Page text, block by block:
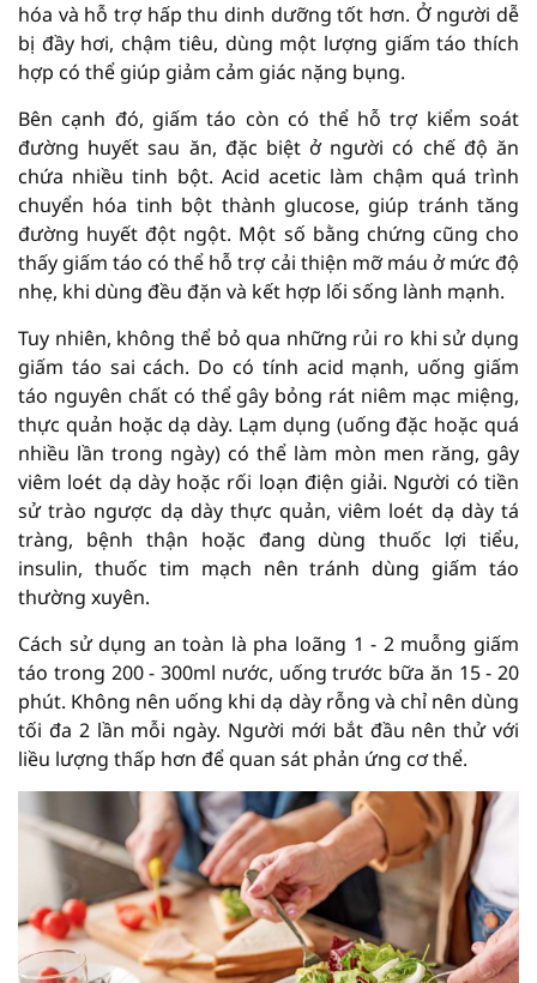
hóa và hỗ trợ hấp thu dinh dưỡng tốt hơn. Ở người dễ
bị đầy hơi, chậm tiêu, dùng một lượng giấm táo thích
hợp có thể giúp giảm cảm giác nặng bụng.
Bên cạnh đó, giấm táo còn có thể hỗ trợ kiểm soát
đường huyết sau ăn, đặc biệt ở người có chế độ ăn
chứa nhiều tinh bột. Acid acetic làm chậm quá trình
chuyển hóa tinh bột thành glucose, giúp tránh tăng
đường huyết đột ngột. Một số bằng chứng cũng cho
thấy giấm táo có thể hỗ trợ cải thiện mỡ máu ở mức độ
nhẹ, khi dùng đều đặn và kết hợp lối sống lành mạnh.
Tuy nhiên, không thể bỏ qua những rủi ro khi sử dụng
giấm táo sai cách. Do có tính acid mạnh, uống giấm
táo nguyên chất có thể gây bỏng rát niêm mạc miệng,
thực quản hoặc dạ dày. Lạm dụng (uống đặc hoặc quá
nhiều lần trong ngày) có thể làm mòn men răng, gây
viêm loét dạ dày hoặc rối loạn điện giải. Người có tiền
sử trào ngược dạ dày thực quản, viêm loét dạ dày tá
tràng, bệnh thận hoặc đang dùng thuốc lợi tiểu,
insulin, thuốc tim mạch nên tránh dùng giấm táo
thường xuyên.
Cách sử dụng an toàn là pha loãng 1 - 2 muỗng giấm
táo trong 200 - 300ml nước, uống trước bữa ăn 15 - 20
phút. Không nên uống khi dạ dày rỗng và chỉ nên dùng
tối đa 2 lần mỗi ngày. Người mới bắt đầu nên thử với
liều lượng thấp hơn để quan sát phản ứng cơ thể.